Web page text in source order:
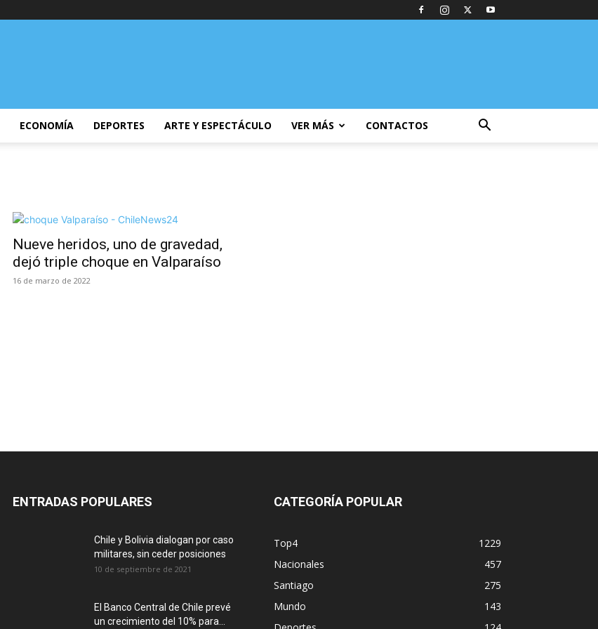
ECONOMÍA DEPORTES ARTE Y ESPECTÁCULO VER MÁS CONTACTOS
Nueve heridos, uno de gravedad,
dejó triple choque en Valparaíso
16 de marzo de 2022
ENTRADAS POPULARES
Chile y Bolivia dialogan por caso
militares, sin ceder posiciones
10 de septiembre de 2021
El Banco Central de Chile prevé
un crecimiento del 10% para...
CATEGORÍA POPULAR
Top4
1229
Nacionales
457
Santiago
275
Mundo
143